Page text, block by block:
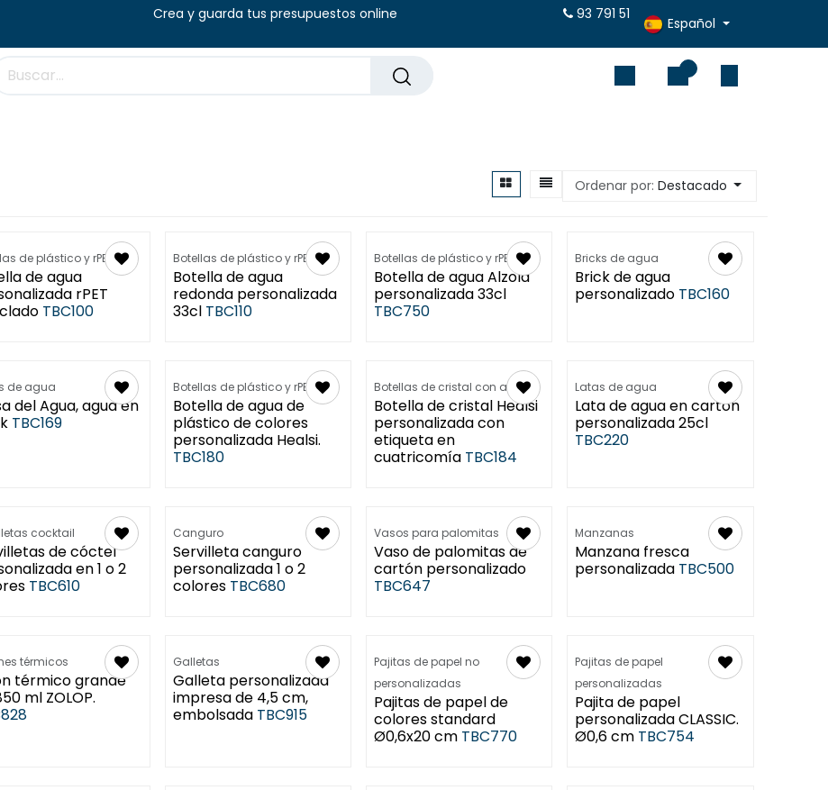
- 14:00 (V) Crea y guarda tus presupuestos online
93 791 51
Español
Ordenar por: Destacado
de plástico y rPET
de agua
rPET
TBC100
Botellas de plástico y rPET
Botella de agua
redonda personalizada
33cl TBC110
Botellas de plástico y rPET
Botella de agua Alzola
personalizada 33cl
TBC750
Bricks de agua
Brick de agua
personalizado TBC160
de agua
del Agua, agua en
TBC169
Botellas de plástico y rPET
Botella de agua de
plástico de colores
personalizada Healsi.
TBC180
Botellas de cristal con agua
Botella de cristal Healsi
personalizada con
etiqueta en
cuatricomía TBC184
Latas de agua
Lata de agua en cartón
personalizada 25cl
TBC220
Agosto -
cocktail
de cóctel
en 1 o 2
TBC610
Canguro
Servilleta canguro
personalizada 1 o 2
colores TBC680
Vasos para palomitas
Vaso de palomitas de
cartón personalizado
TBC647
Manzanas
Manzana fresca
personalizada TBC500
térmicos
térmico grande
ml ZOLOP.
Galletas
Galleta personalizada
impresa de 4,5 cm,
embolsada TBC915
Pajitas de papel no
personalizadas
Pajitas de papel de
colores standard
Ø0,6x20 cm TBC770
Pajitas de papel
personalizadas
Pajita de papel
personalizada CLASSIC.
Ø0,6 cm TBC754